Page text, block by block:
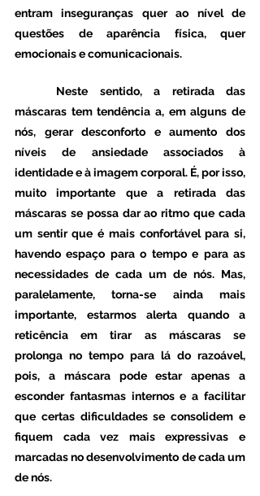
entram inseguranças quer ao nível de
questões de aparência física, quer
emocionais e comunicacionais.
máscaras tem tendência a, em alguns de
nós, gerar desconforto e aumento dos
níveis de ansiedade associados à
identidade e à imagem corporal. É, por isso,
muito importante que a retirada das
máscaras se possa dar ao ritmo que cada
um sentir que é mais confortável para si,
havendo espaço para o tempo e para as
necessidades de cada um de nós. Mas,
paralelamente, torna-se ainda mais
importante, estarmos alerta quando a
reticência em tirar as máscaras se
prolonga no tempo para lá do razoável,
pois, a máscara pode estar apenas a
esconder fantasmas internos e a facilitar
que certas dificuldades se consolidem e
fiquem cada vez mais expressivas e
marcadas no desenvolvimento de cada um
de nós.